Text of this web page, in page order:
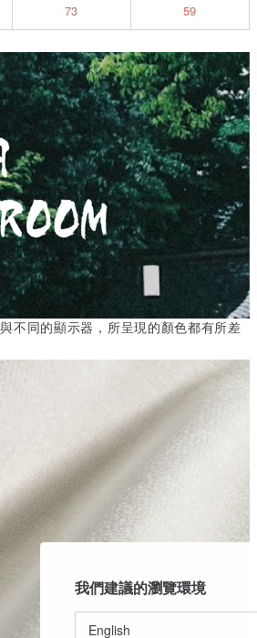
73 59
不同的顯示器，所呈現的顏色都有所差
我們建議的瀏覽環境